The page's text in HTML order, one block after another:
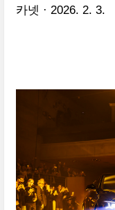
카넷 2026. 2. 3.